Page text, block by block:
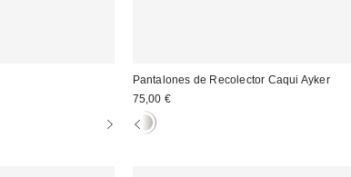
Pantalones de Recolector Caqui Ayker
75,00 €